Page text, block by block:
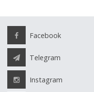
Facebook
Telegram
Instagram